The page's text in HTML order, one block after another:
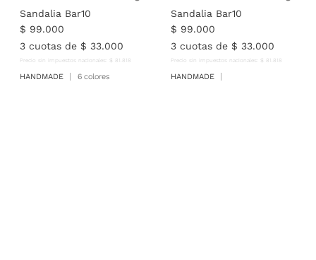
Sandalia Bar10
$ 99.000
3cuotas de $ 33.000
Precio sin impuestos nacionales: $ 81 818
HANDMADE 6 colores
Sandalia Bar10
$ 99.000
3cuotas de $ 33.000
Precio sin impuestos nacionales: $ 81 818
HANDMADE